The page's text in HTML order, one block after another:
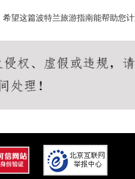
望这篇波特兰旅游指南能帮助您计